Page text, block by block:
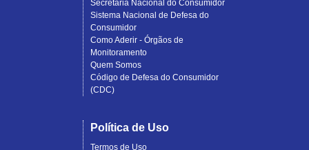
Secretaria Nacional do Consumidor
Sistema Nacional de Defesa do
Consumidor
Como Aderir - Órgãos de
Monitoramento
Quem Somos
Código de Defesa do Consumidor
(CDC)
Política de Uso
Termos de Uso